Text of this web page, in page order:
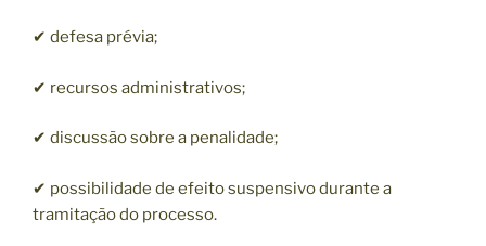
✔ defesa prévia;
✔ recursos administrativos;
✔ discussão sobre a penalidade;
✔ possibilidade de efeito suspensivo durante a
tramitação do processo.